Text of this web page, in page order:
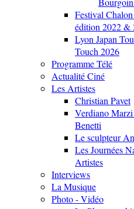
Festival
édition 2022 &
Lyon Japan
Touch 2026
Programme Télé
Actualité Ciné
Les Artistes
Christian Pavet
Verdiano
Benetti
Le sculpteur
Les Journées
Artistes
Interviews
La Musique
Photo - Vidéo